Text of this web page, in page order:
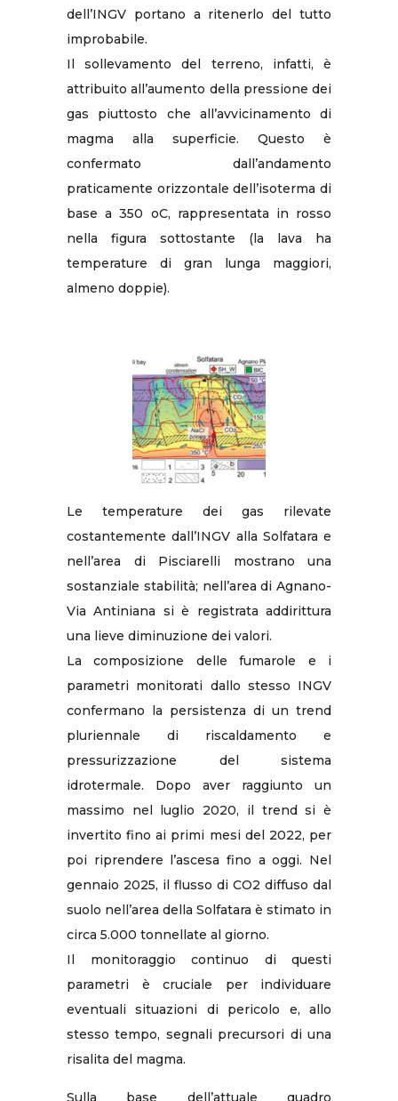
dell’INGV portano a ritenerlo del tutto
improbabile.
Il sollevamento del terreno, infatti, è
attribuito all’aumento della pressione dei
gas piuttosto che all’avvicinamento di
magma alla superficie. Questo è
confermato dall’andamento
praticamente orizzontale dell’isoterma di
base a 350 oC, rappresentata in rosso
nella figura sottostante (la lava ha
temperature di gran lunga maggiori,
almeno doppie).
Le temperature dei gas rilevate
costantemente dall’INGV alla Solfatara e
nell’area di Pisciarelli mostrano una
sostanziale stabilità; nell’area di Agnano-
Via Antiniana si è registrata addirittura
una lieve diminuzione dei valori.
La composizione delle fumarole e i
parametri monitorati dallo stesso INGV
confermano la persistenza di un trend
pluriennale di riscaldamento e
pressurizzazione del sistema
idrotermale. Dopo aver raggiunto un
massimo nel luglio 2020, il trend si è
invertito fino ai primi mesi del 2022, per
poi riprendere l’ascesa fino a oggi. Nel
gennaio 2025, il flusso di CO2 diffuso dal
suolo nell’area della Solfatara è stimato in
circa 5.000 tonnellate al giorno.
Il monitoraggio continuo di questi
parametri è cruciale per individuare
eventuali situazioni di pericolo e, allo
stesso tempo, segnali precursori di una
risalita del magma.
Sulla base dell’attuale quadro